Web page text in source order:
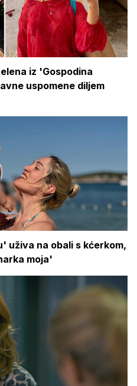
iz 'Gospodina
uspomene diljem
uživa na obali s kćerkom,
moja'